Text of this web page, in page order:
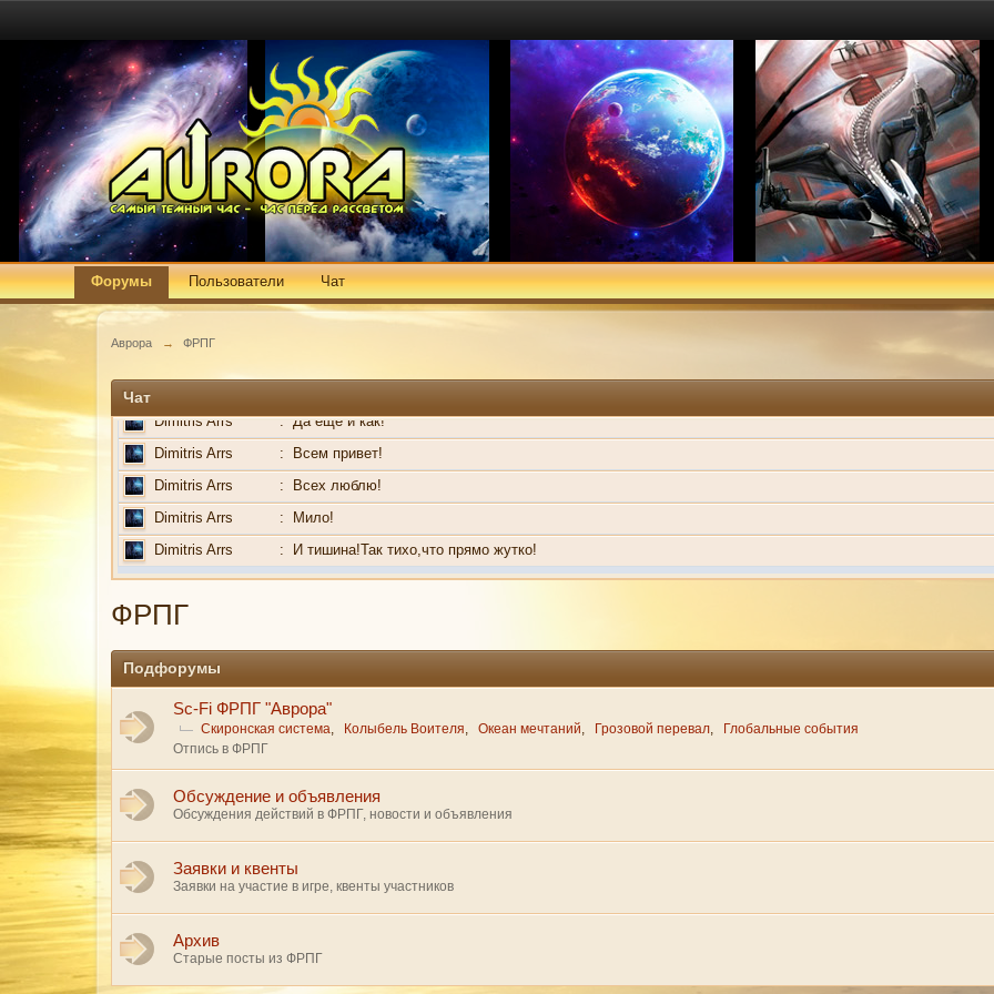
Форумы Пользователи Чат
Аврора → ФРПГ
Чат
Dimitris Arrs
:
Живые есть?
Dimitris Arrs
: За год ни одного сообщения!Фыр на вас всех!
Феерон Дракхарт : Я есть
Wendor
: И я тоже люблю есть)
Феерон Дракхарт : Все мы любим)
Феерон Дракхарт : Ом-ном-ном
Wendor
: Мурк)
Black_Wings
: Хорошо )
Гугля не любит футбол и боулинг! Потому что считает их варварскими видами спорта.
Dimitris Arrs
: Да ещё и как!
Dimitris Arrs
:
Всем привет!
Dimitris Arrs
:
Всех люблю!
Dimitris Arrs
:
Мило!
Dimitris Arrs
: И тишина!Так тихо,что прямо жутко!
ФРПГ
Подфорумы
Sc-Fi ФРПГ "Аврора"
Скиронская система, Колыбель Воителя, Океан мечтаний, Грозовой перевал,
Глобальные события
Отпись в ФРПГ
Обсуждение и объявления
Обсуждения действий в ФРПГ, новости и объявления
Заявки и квенты
Заявки на участие в игре, квенты участников
Архив
Старые посты из ФРПГ